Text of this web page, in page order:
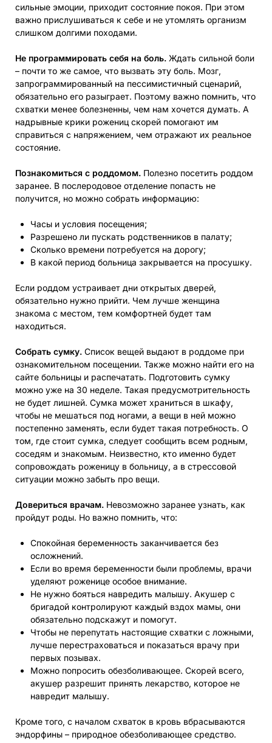
сильные эмоции, приходит состояние покоя. При этом
важно прислушиваться к себе и не утомлять организм
слишком долгими походами.
Не программировать себя на боль. Ждать сильной боли
– почти то же самое, что вызвать эту боль. Мозг,
запрограммированный на пессимистичный сценарий,
обязательно его разыграет. Поэтому важно помнить, что
схватки менее болезненны, чем нам хочется думать. А
надрывные крики рожениц скорей помогают им
справиться с напряжением, чем отражают их реальное
состояние.
Познакомиться с роддомом. Полезно посетить роддом
заранее. В послеродовое отделение попасть не
получится, но можно собрать информацию:
Часы и условия посещения;
Разрешено ли пускать родственников в палату;
Сколько времени потребуется на дорогу;
В какой период больница закрывается на просушку.
Если роддом устраивает дни открытых дверей,
обязательно нужно прийти. Чем лучше женщина
знакома с местом, тем комфортней будет там
находиться.
Собрать сумку. Список вещей выдают в роддоме при
ознакомительном посещении. Также можно найти его на
сайте больницы и распечатать. Подготовить сумку
можно уже на 30 неделе. Такая предусмотрительность
не будет лишней. Сумка может храниться в шкафу,
чтобы не мешаться под ногами, а вещи в ней можно
постепенно заменять, если будет такая потребность. О
том, где стоит сумка, следует сообщить всем родным,
соседям и знакомым. Неизвестно, кто именно будет
сопровождать роженицу в больницу, а в стрессовой
ситуации можно забыть про вещи.
Довериться врачам. Невозможно заранее узнать, как
пройдут роды. Но важно помнить, что:
Спокойная беременность заканчивается без
осложнений.
Если во время беременности были проблемы, врачи
уделяют роженице особое внимание.
Не нужно бояться навредить малышу. Акушер с
бригадой контролируют каждый вздох мамы, они
обязательно подскажут и помогут.
Чтобы не перепутать настоящие схватки с ложными,
лучше перестраховаться и показаться врачу при
первых позывах.
Можно попросить обезболивающее. Скорей всего,
акушер разрешит принять лекарство, которое не
навредит малышу.
Кроме того, с началом схваток в кровь вбрасываются
эндорфины – природное обезболивающее средство.